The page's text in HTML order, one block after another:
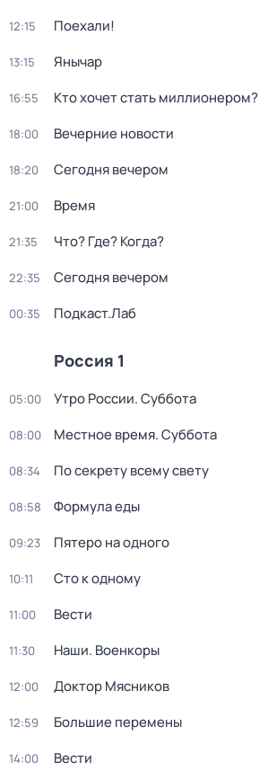
12:15 Поехали!
13:15 Янычар
16:55 Кто хочет стать миллионером?
18:00 Вечерние новости
18:20 Сегодня вечером
21:00 Время
21:35 Что? Где? Когда?
22:35 Сегодня вечером
00:35 Подкаст.Лаб
Россия 1
05:00 Утро России. Суббота
08:00 Местное время. Суббота
08:34 По секрету всему свету
08:58 Формула еды
09:23 Пятеро на одного
10:11 Сто к одному
11:00 Вести
11:30 Наши. Военкоры
12:00 Доктор Мясников
12:59 Большие перемены
14:00 Вести